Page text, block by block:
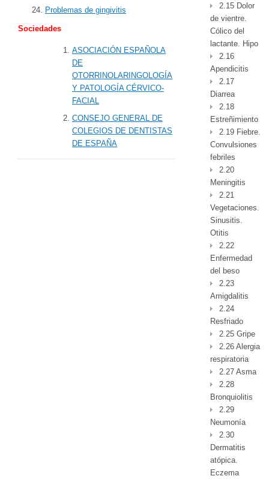
Problemas de gingivitis
Sociedades
ASOCIACIÓN ESPAÑOLA
DE
OTORRINOLARINGOLOGÍA
Y PATOLOGÍA CÉRVICO-
FACIAL
CONSEJO GENERAL DE
COLEGIOS DE DENTISTAS
DE ESPAÑA
2.15 Dolor
de vientre.
Cólico del
lactante. Hipo
2.16
Apendicitis
2.17
Diarrea
2.18
Estreñimiento
2.19 Fiebre.
Convulsiones
febriles
2.20
Meningitis
2.21
Vegetaciones.
Sinusitis.
Otitis
2.22
Enfermedad
del beso
2.23
Amigdalitis
2.24
Resfriado
2.25 Gripe
2.26 Alergia
respiratoria
2.27 Asma
2.28
Bronquiolitis
2.29
Neumonía
2.30
Dermatitis
atópica.
Eczema